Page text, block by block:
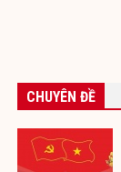
CHUYÊN ĐỀ